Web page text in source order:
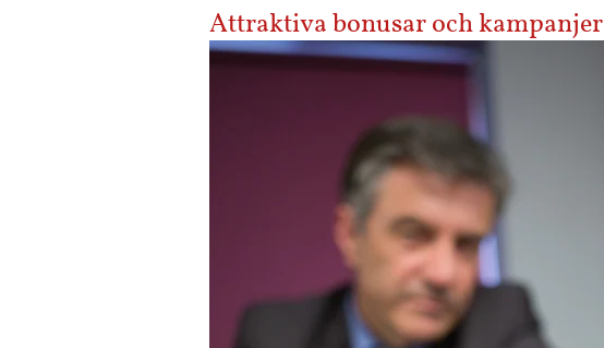
Attraktiva bonusar och kampanjer